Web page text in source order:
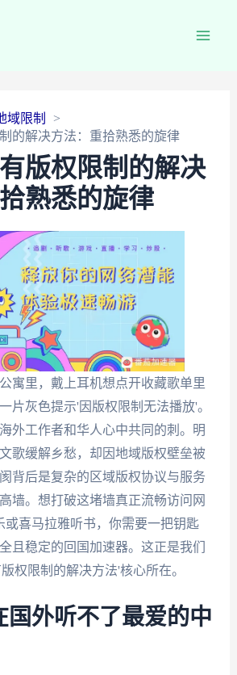
域限制
的解决方法：重拾熟悉的旋律
版权限制的解决
熟悉的旋律
寓里，戴上耳机想点开收藏歌单里
片灰色提示'因版权限制无法播放'。
外工作者和华人心中共同的刺。明
歌缓解乡愁，却因地域版权壁垒被
背后是复杂的区域版权协议与服务
墙。想打破这堵墙真正流畅访问网
或喜马拉雅听书，你需要一把钥匙
稳定的回国加速器。这正是我们
权限制的解决方法'核心所在。
国外听不了最爱的中